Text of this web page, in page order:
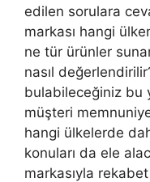
edilen sorulara
markası hangi
ne tür ürünler
nasıl
bulabileceğiniz bu
müşteri
hangi ülkelerde
konuları da ele
markasıyla